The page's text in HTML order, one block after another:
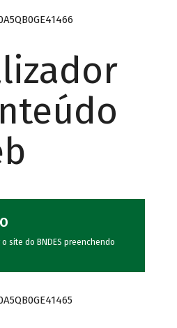
site do BNDES preenchendo